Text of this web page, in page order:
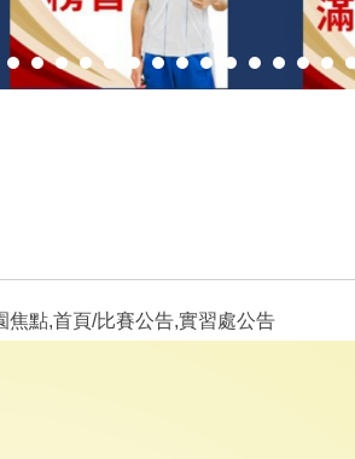
焦點,首頁/比賽公告,實習處公告